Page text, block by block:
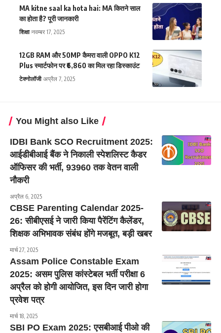
MA kitne saal ka hota hai: MA कितने साल
का होता है? पूरी जानकारी
शिक्षा नवम्बर 17, 2025
12GB RAM और 50MP कैमरा वाली OPPO K12
Plus स्मार्टफोन पर ₹6,860 का मिल रहा डिस्काउंट
टेक्नोलॉजी अप्रैल 7, 2025
You Might also Like
IDBI Bank SCO Recruitment 2025:
आईडीबीआई बैंक ने निकाली स्पेशलिस्ट कैडर
ऑफिसर की भर्ती, 93960 तक वेतन वाली
नौकरी
अप्रैल 6, 2025
CBSE Parenting Calendar 2025-
26: सीबीएसई ने जारी किया पैरेंटिंग कैलेंडर,
शिक्षक अभिभावक संबंध होंगे मजबूत, बड़ी खबर
मार्च 27, 2025
Assam Police Constable Exam
2025: असम पुलिस कांस्टेबल भर्ती परीक्षा 6
अप्रैल को होगी आयोजित, इस दिन जारी होगा
प्रवेश पत्र
मार्च 18, 2025
SBI PO Exam 2025: एसबीआई पीओ की